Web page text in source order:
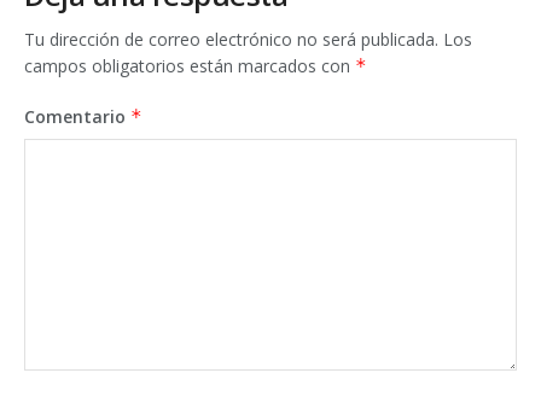
Tu dirección de correo electrónico no será publicada. Los
campos obligatorios están marcados con *
Comentario *